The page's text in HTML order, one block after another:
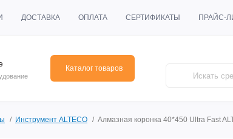
ДОСТАВКА ОПЛАТА СЕРТИФИКАТЫ ПРАЙС-
Каталог товаров
Инструмент ALTECO Алмазная коронка 40*450 Ultra Fast